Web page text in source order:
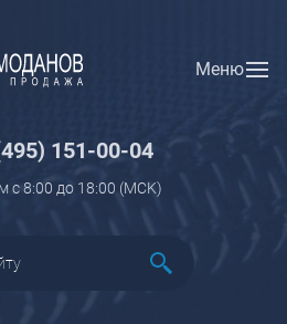
Меню
151-00-04
с 8:00 до 18:00 (МCK)
Регистрация
детские